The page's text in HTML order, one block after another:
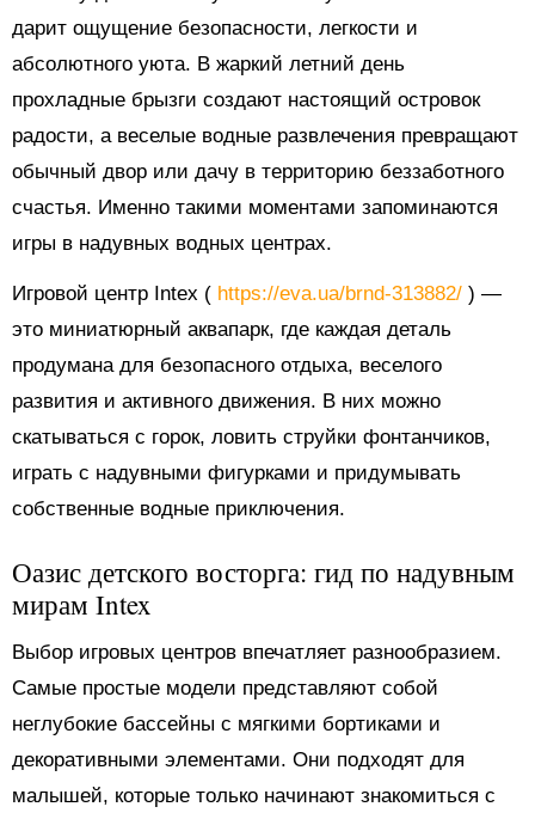
дарит ощущение безопасности, легкости и
абсолютного уюта. В жаркий летний день
прохладные брызги создают настоящий островок
радости, а веселые водные развлечения превращают
обычный двор или дачу в территорию беззаботного
счастья. Именно такими моментами запоминаются
игры в надувных водных центрах.
Игровой центр Intex ( https://eva.ua/brnd-313882/ ) —
это миниатюрный аквапарк, где каждая деталь
продумана для безопасного отдыха, веселого
развития и активного движения. В них можно
скатываться с горок, ловить струйки фонтанчиков,
играть с надувными фигурками и придумывать
собственные водные приключения.
Оазис детского восторга: гид по надувным
мирам Intex
Выбор игровых центров впечатляет разнообразием.
Самые простые модели представляют собой
неглубокие бассейны с мягкими бортиками и
декоративными элементами. Они подходят для
малышей, которые только начинают знакомиться с